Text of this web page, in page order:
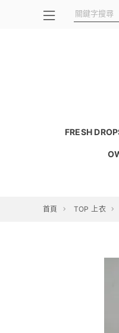
FRESH
首頁 TOP 上衣